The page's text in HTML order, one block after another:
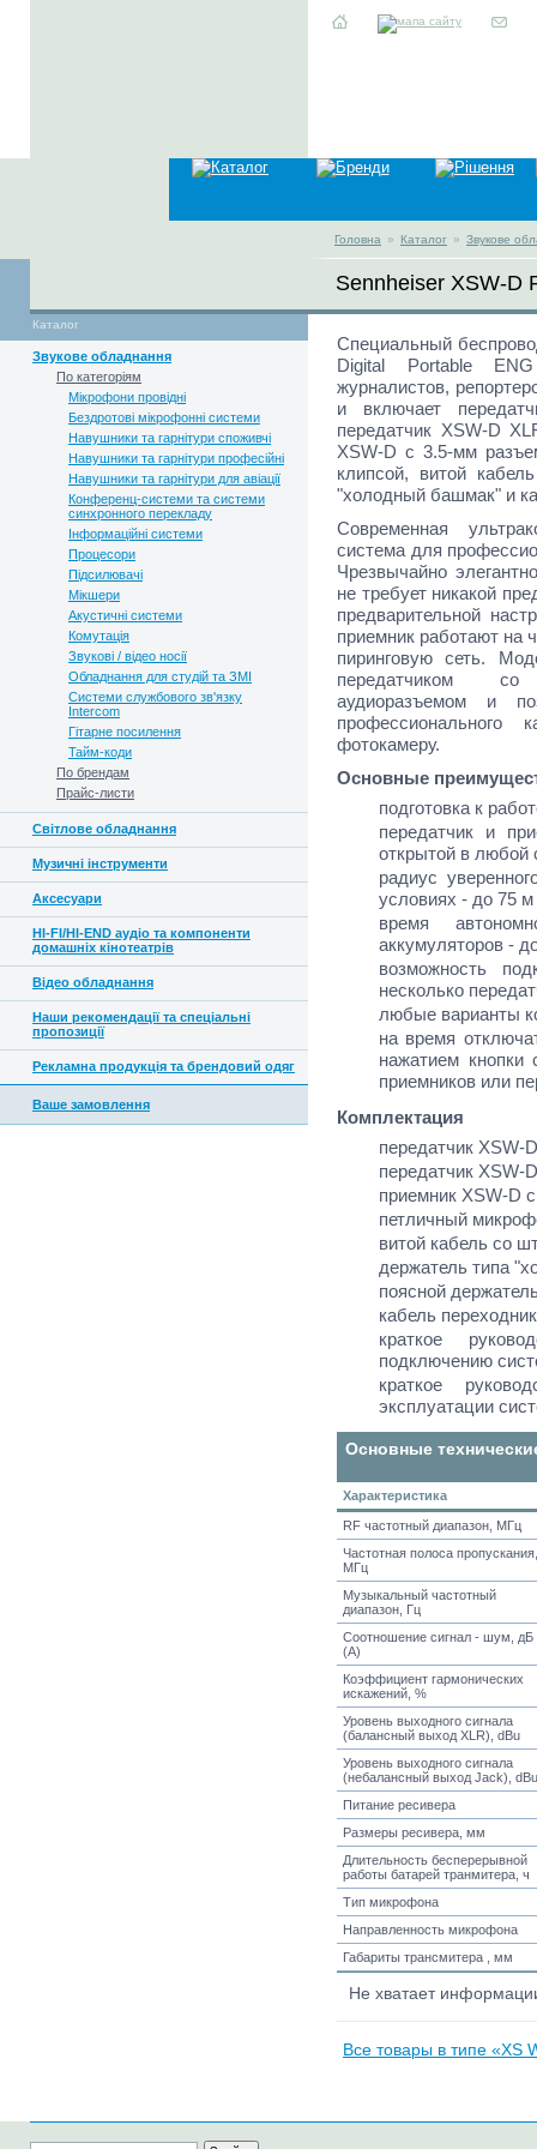
Головна » Каталог » Звукове
Sennheiser XSW-D
Каталог
Звукове обладнання
По категоріям
Мікрофони провідні
Бездротові мікрофонні системи
Навушники та гарнітури споживчі
Навушники та гарнітури професійні
Навушники та гарнітури для авіації
Конференц-системи та системи
синхронного перекладу
Інформаційні системи
Процесори
Підсилювачі
Мікшери
Акустичні системи
Комутація
Звукові / відео носії
Обладнання для студій та ЗМІ
Системи службового зв'язку
Intercom
Гітарне посилення
Тайм-коди
По брендам
Прайс-листи
Світлове обладнання
Музичні інструменти
Аксесуари
HI-FI/HI-END аудіо та компоненти
домашніх кінотеатрів
Відео обладнання
Наши рекомендації та спеціальні
пропозиції
Рекламна продукція та брендовий одяг
Ваше замовлення
Специальный
Digital Portable
журналистов,
и включает
передатчик XSW-D
XSW-D с 3.5-мм
клипсой, витой
"холодный башмак" и
Современная
система для
Чрезвычайно
не требует никакой
предварительной
приемник работают на
пиринговую сеть.
передатчиком со
аудиоразъемом и
фотокамеру.
Основные
подготовка к
передатчик и
открытой в любой
радиус
условиях - до 75
время
аккумуляторов -
возможность
несколько
любые варианты
на время
нажатием
приемников или
Комплектация
передатчик XSW-
передатчик XSW-
приемник XSW-D
петличный
витой кабель со
держатель типа
поясной
кабель
краткое
подключению
краткое
эксплуатации
Основные
Характеристика
RF частотный диапазон, МГц
Частотная полоса пропускания,
МГц
Музыкальный частотный
диапазон, Гц
Соотношение сигнал - шум, дБ
(А)
Коэффициент гармонических
искажений, %
Уровень выходного сигнала
(балансный выход XLR), dBu
Уровень выходного сигнала
(небалансный выход Jack), dBu
Питание ресивера
Размеры ресивера, мм
Длительность бесперерывной
работы батарей транмитера, ч
Тип микрофона
Направленность микрофона
Габариты трансмитера , мм
Не хватает
Все товары в типе «XS